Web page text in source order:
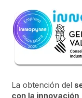
La obtención del
con la innovación